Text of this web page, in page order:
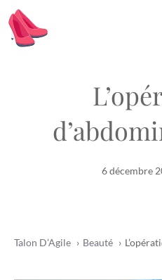
Aller
au
6 décembre
Talon D’Agile Beauté